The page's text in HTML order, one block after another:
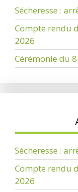
Sécheresse :
Compte rendu
2026
Cérémonie du
Sécheresse :
Compte rendu
2026